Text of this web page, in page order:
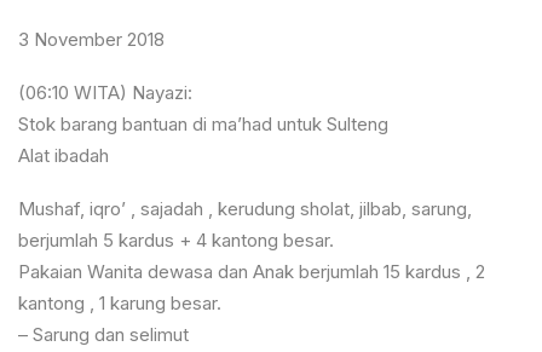
3 November 2018
(06:10 WITA) Nayazi:
Stok barang bantuan di ma’had untuk Sulteng
Alat ibadah
Mushaf, iqro’ , sajadah , kerudung sholat, jilbab, sarung,
berjumlah 5 kardus + 4 kantong besar.
Pakaian Wanita dewasa dan Anak berjumlah 15 kardus , 2
kantong , 1 karung besar.
– Sarung dan selimut